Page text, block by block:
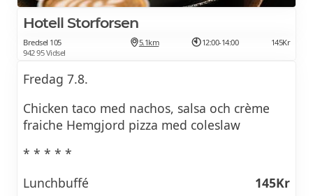
Hotell Storforsen
Bredsel 105
942 95 Vidsel
5.1km 12:00-14:00 145Kr
Fredag 7.8.
Chicken taco med nachos, salsa och crème
fraiche Hemgjord pizza med coleslaw
* * * * *
Lunchbuffé
145Kr